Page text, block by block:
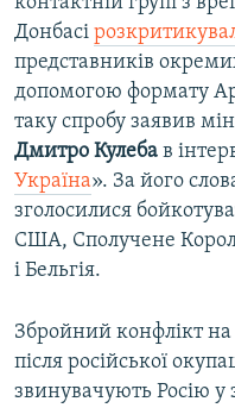
Донбасі
представників
допомогою формату
таку спробу заявив
Дмитро Кулеба в
Україна». За його
зголосилися
США, Сполучене
і Бельгія.
Збройний конфлікт на
після російської
звинувачують Росію у